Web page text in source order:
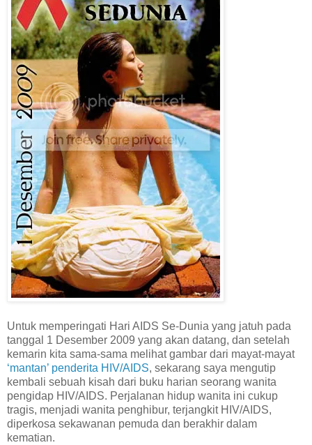
Untuk memperingati Hari AIDS Se-Dunia yang jatuh pada
tanggal 1 Desember 2009 yang akan datang, dan setelah
kemarin kita sama-sama melihat gambar dari mayat-mayat
‘mantan’ penderita HIV/AIDS, sekarang saya mengutip
kembali sebuah kisah dari buku harian seorang wanita
pengidap HIV/AIDS. Perjalanan hidup wanita ini cukup
tragis, menjadi wanita penghibur, terjangkit HIV/AIDS,
diperkosa sekawanan pemuda dan berakhir dalam
kematian.